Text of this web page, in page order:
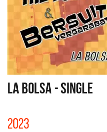
LA BOLSA - SINGLE
2023